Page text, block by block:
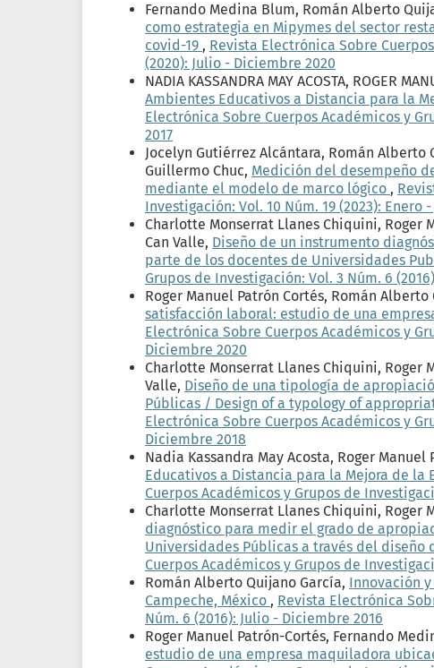
Fernando Medina Blum, Román Alberto
como estrategia en Mipymes del sector
covid-19 , Revista Electrónica Sobre
(2020): Julio - Diciembre 2020
NADIA KASSANDRA MAY ACOSTA, ROGER
Ambientes Educativos a Distancia para la
Electrónica Sobre Cuerpos Académicos y
2017
Jocelyn Gutiérrez Alcántara, Román
Guillermo Chuc, Medición del desempeño
mediante el modelo de marco lógico ,
Investigación: Vol. 10 Núm. 19 (2023): Enero -
Charlotte Monserrat Llanes Chiquini, Roger
Can Valle, Diseño de un instrumento
parte de los docentes de Universidades
Grupos de Investigación: Vol. 3 Núm. 6
Roger Manuel Patrón Cortés, Román
satisfacción laboral: estudio de una
Electrónica Sobre Cuerpos Académicos y
Diciembre 2020
Charlotte Monserrat Llanes Chiquini, Roger
Valle, Diseño de una tipología de
Públicas / Design of a typology of
Electrónica Sobre Cuerpos Académicos y
Diciembre 2018
Nadia Kassandra May Acosta, Roger
Educativos a Distancia para la Mejora de la
Cuerpos Académicos y Grupos de
Charlotte Monserrat Llanes Chiquini, Roger
diagnóstico para medir el grado de
Universidades Públicas a través del diseño
Cuerpos Académicos y Grupos de
Román Alberto Quijano García, Innovación
Campeche, México , Revista Electrónica
Núm. 6 (2016): Julio - Diciembre 2016
Roger Manuel Patrón-Cortés, Fernando
estudio de una empresa maquiladora